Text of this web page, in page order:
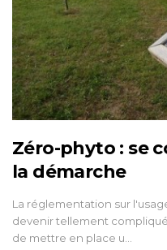
Zéro-phyto : se
la démarche
La réglementation sur
devenir tellement
de mettre en place u…